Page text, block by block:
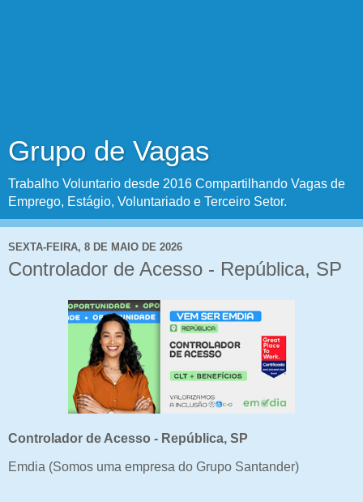
Grupo de Vagas
Trabalho Voluntario desde 2016 Compartilhando Vagas de
Emprego, Estágio, Voluntariado e Terceiro Setor.
SEXTA-FEIRA, 8 DE MAIO DE 2026
Controlador de Acesso - República, SP
Controlador de Acesso - República, SP
Emdia (Somos uma empresa do Grupo Santander)